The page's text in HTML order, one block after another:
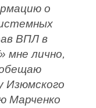
о
ВПЛ в
мне лично,
обещаю
Изюмского
Марченко